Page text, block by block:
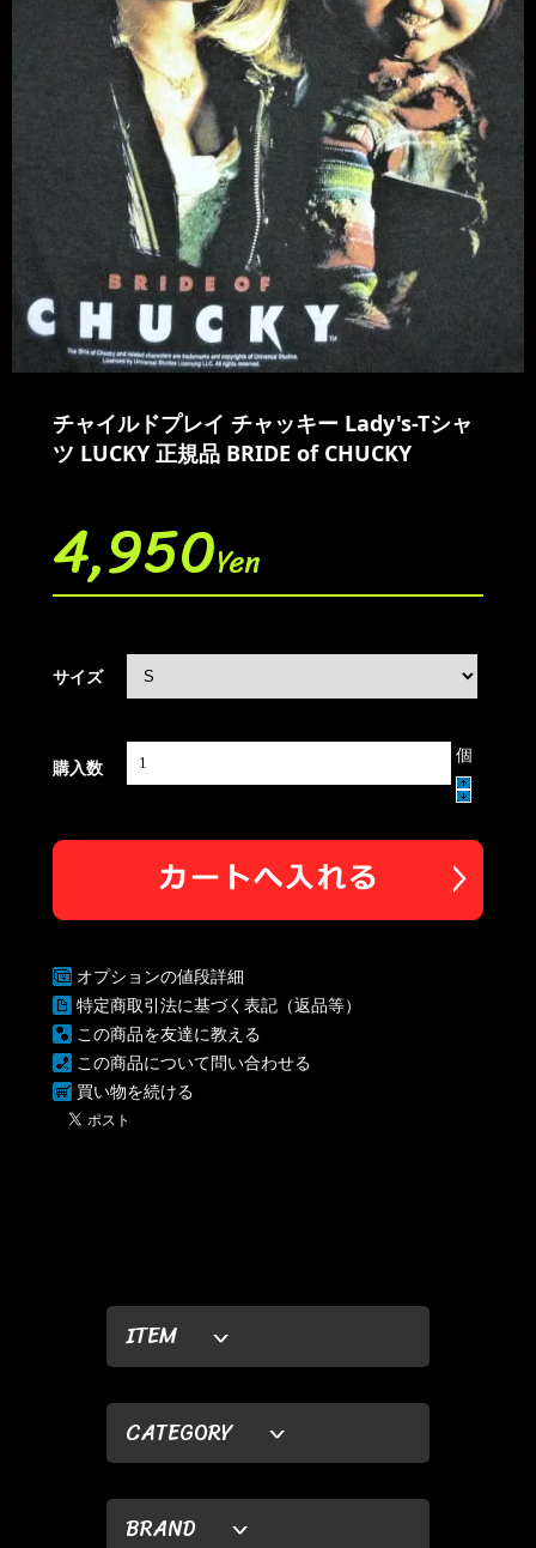
ITEM
CATEGORY
BRAND
チャイルドプレイ チャッキー Lady's-Tシャ
ツ LUCKY 正規品 BRIDE of CHUCKY
4,950Yen
サイズ
購入数
個
オプションの値段詳細
特定商取引法に基づく表記（返品等）
この商品を友達に教える
この商品について問い合わせる
買い物を続ける